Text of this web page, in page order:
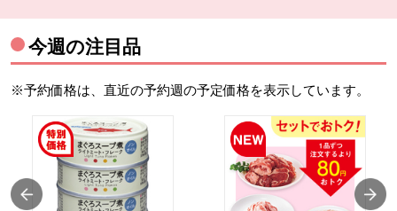
今週の注目品
※予約価格は、直近の予約週の予定価格を表示しています。